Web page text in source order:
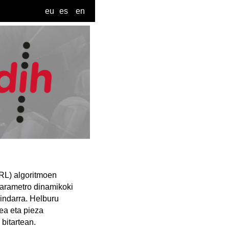
eu es en
algoritmoen
dinamikoki
Helburu
eta pieza